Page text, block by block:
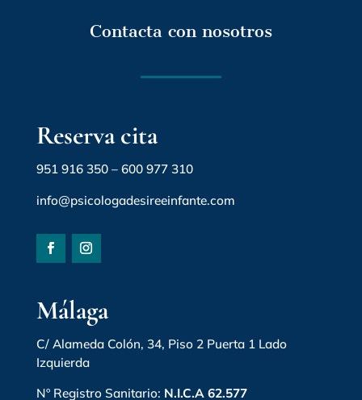
Contacta con nosotros
Reserva cita
951 916 350– 600 977 310
info@psicologadesireeinfante.com
Málaga
C/ Alameda Colón, 34, Piso 2 Puerta 1 Lado
Izquierda
Nº Registro Sanitario: N.I.C.A 62.577